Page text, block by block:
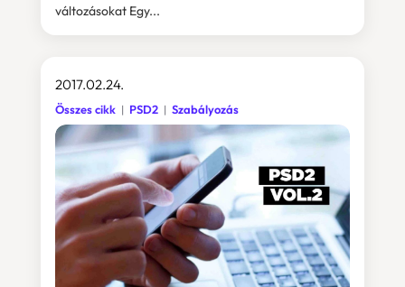
változásokat Egy...
2017.02.24.
Összes cikk PSD2 Szabályozás